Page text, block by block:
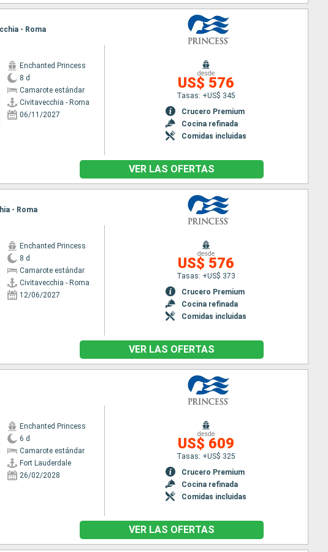
- Roma
Enchanted Princess
8 d
Camarote estándar
Civitavecchia - Roma
06/11/2027
desde
US$ 576
Tasas: +US$ 345
Crucero Premium
Cocina refinada
Comidas incluidas
VER LAS OFERTAS
- Roma
Enchanted Princess
8 d
Camarote estándar
Civitavecchia - Roma
12/06/2027
desde
US$ 576
Tasas: +US$ 373
Crucero Premium
Cocina refinada
Comidas incluidas
VER LAS OFERTAS
Enchanted Princess
6 d
Camarote estándar
Fort Lauderdale
26/02/2028
desde
US$ 609
Tasas: +US$ 325
Crucero Premium
Cocina refinada
Comidas incluidas
VER LAS OFERTAS